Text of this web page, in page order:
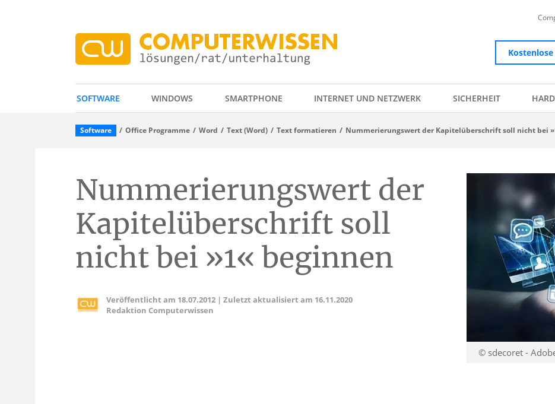
SOFTWARE WINDOWS SMARTPHONE INTERNET UND NETZWERK SICHERHEIT
Software Office Programme Word Text (Word) Text formatieren Nummerierungswert der Kapitelüberschrift soll nicht bei
© sdecoret -
Nummerierungswert der
Kapitelüberschrift soll
nicht bei »1« beginnen
Veröffentlicht am 18.07.2012 | Zuletzt aktualisiert am 16.11.2020
Redaktion Computerwissen